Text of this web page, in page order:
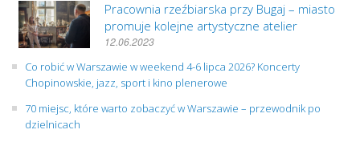
Pracownia rzeźbiarska przy Bugaj – miasto
promuje kolejne artystyczne atelier
12.06.2023
Co robić w Warszawie w weekend 4-6 lipca 2026? Koncerty
Chopinowskie, jazz, sport i kino plenerowe
70 miejsc, które warto zobaczyć w Warszawie – przewodnik po
dzielnicach